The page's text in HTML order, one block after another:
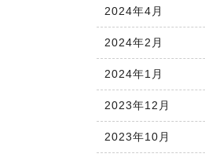
2024年4月
2024年2月
2024年1月
2023年12月
2023年10月